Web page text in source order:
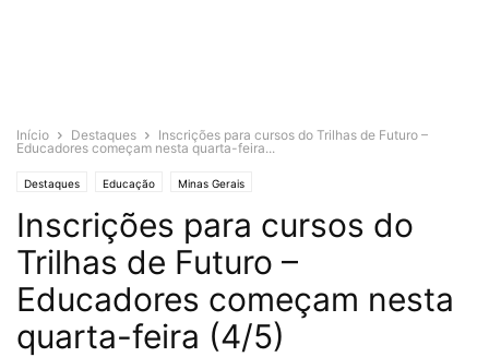
Início Destaques
Inscrições para cursos do Trilhas de Futuro –
Educadores começam nesta quarta-feira...
Destaques Educação Minas Gerais
Inscrições para cursos do
Trilhas de Futuro –
Educadores começam nesta
quarta-feira (4/5)